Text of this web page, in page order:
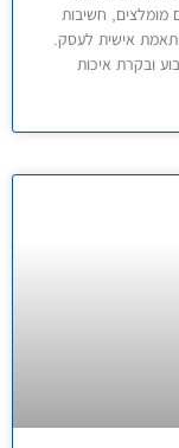
מומלצים, חשיבות
מותאמת אישית לעסק.
ובקרת איכות